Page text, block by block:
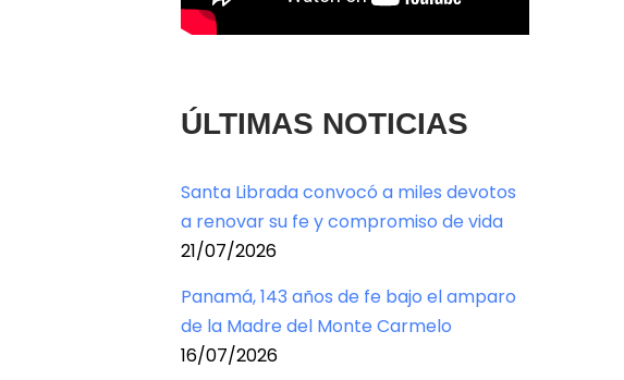
ÚLTIMAS NOTICIAS
Santa Librada convocó a miles devotos
a renovar su fe y compromiso de vida
21/07/2026
Panamá, 143 años de fe bajo el amparo
de la Madre del Monte Carmelo
16/07/2026